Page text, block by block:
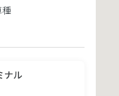
種
ナル